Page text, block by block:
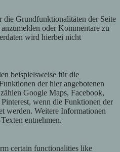
Grundfunktionalitäten der Seite
oder Kommentare zu
wird hierbei nicht
beispielsweise für die
der hier angebotenen
Google Maps, Facebook,
wenn die Funktionen der
werden. Weitere Informationen
entnehmen.
certain functionalities like